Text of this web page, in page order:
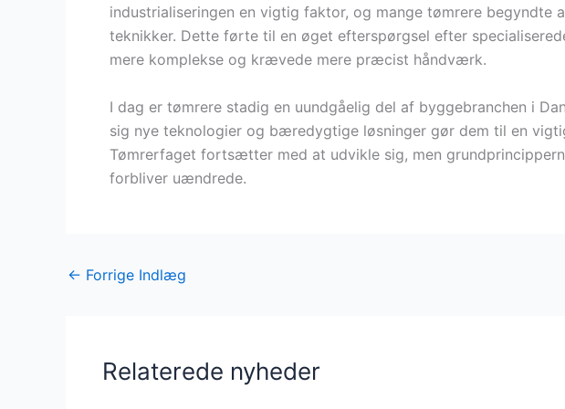
industrialiseringen en vigtig faktor, og mange tømrere begyndte
teknikker. Dette førte til en øget efterspørgsel efter
mere komplekse og krævede mere præcist håndværk.
I dag er tømrere stadig en uundgåelig del af byggebranchen i
sig nye teknologier og bæredygtige løsninger gør dem til en
Tømrerfaget fortsætter med at udvikle sig, men
forbliver uændrede.
← Forrige Indlæg
Relaterede nyheder